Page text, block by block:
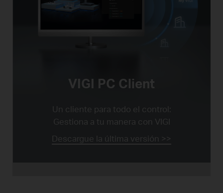
VIGI PC Client
Un cliente para todo el control:
Gestiona a tu manera con VIGI
Descargue la última versión >>